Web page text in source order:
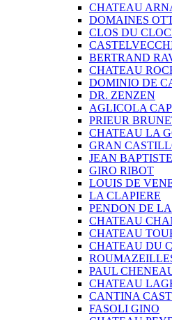
CHATEAU
DOMAINES
CLOS DU
BERTRAND
CHATEAU
DOMINIO DE
DR. ZENZEN
AGLICOLA
PRIEUR
CHATEAU LA
GRAN
JEAN
GIRO RIBOT
LOUIS DE
LA CLAPIERE
PENDON DE
CHATEAU
CHATEAU
CHATEAU DU
PAUL
CHATEAU
CANTINA
FASOLI GINO